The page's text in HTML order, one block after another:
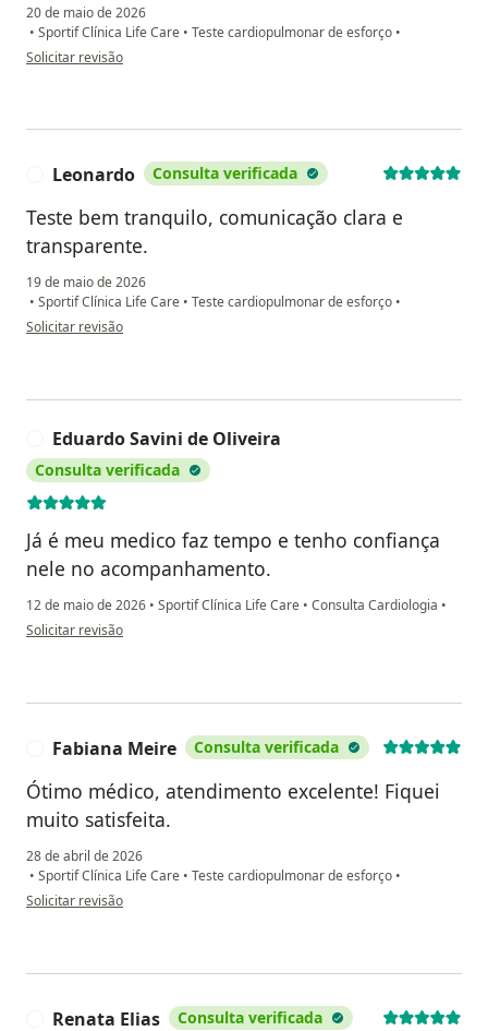
20 de maio de 2026
• Sportif Clínica Life Care • Teste cardiopulmonar de esforço •
na opinião do utilizador Robson
Solicitar revisão
Leonardo Consulta verificada
Teste bem tranquilo, comunicação clara e
transparente.
19 de maio de 2026
• Sportif Clínica Life Care • Teste cardiopulmonar de esforço •
na opinião do utilizador Leonardo
Solicitar revisão
Eduardo Savini de Oliveira
Consulta verificada
Já é meu medico faz tempo e tenho confiança
nele no acompanhamento.
12 de maio de 2026 • Sportif Clínica Life Care • Consulta Cardiologia •
na opinião do utilizador Eduardo Savini de Oliveira
Solicitar revisão
Fabiana Meire Consulta verificada
Ótimo médico, atendimento excelente! Fiquei
muito satisfeita.
28 de abril de 2026
• Sportif Clínica Life Care • Teste cardiopulmonar de esforço •
na opinião do utilizador Fabiana Meire
Solicitar revisão
Renata Elias Consulta verificada